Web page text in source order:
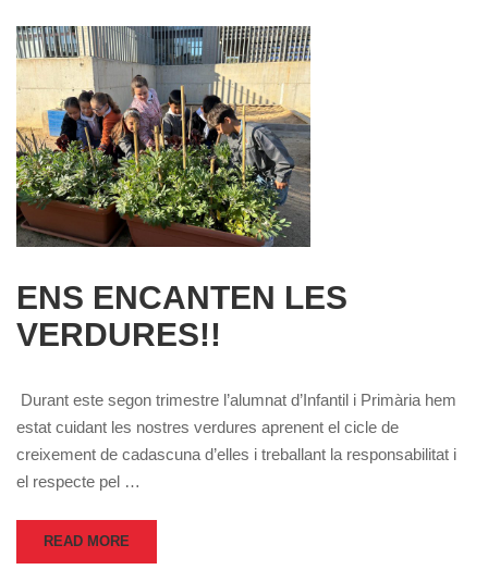
ENS ENCANTEN LES
VERDURES!!
Durant este segon trimestre l’alumnat d’Infantil i Primària hem
estat cuidant les nostres verdures aprenent el cicle de
creixement de cadascuna d’elles i treballant la responsabilitat i
el respecte pel …
READ MORE